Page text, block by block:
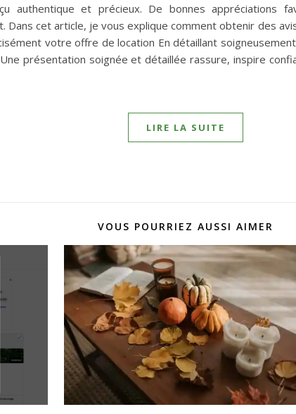
authentique et précieux. De bonnes appréciations
Dans cet article, je vous explique comment obtenir des
votre offre de location En détaillant
présentation soignée et détaillée rassure, inspire
LIRE LA SUITE
VOUS POURRIEZ AUSSI AIMER